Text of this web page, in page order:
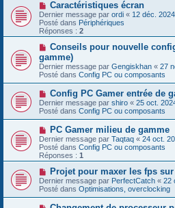
s
a
g
e
a
u
m
e
s
a
g
e
N
o
u
v
e
a
m
e
s
s
a
g
e
Caractéristiques écran
Dernier message par ordi « 12 déc.
Posté dans Périphériques
Réponses : 2
N
u
v
e
a
u
m
e
s
s
a
g
e
Conseils pour nouvelle
gamme)
Dernier message par Gengiskhan « 27
Posté dans Config PC ou composants
N
o
u
v
e
a
u
m
e
s
a
g
e
Config PC Gamer entrée de
Dernier message par shiro « 25 oct.
Posté dans Config PC ou composants
N
o
u
v
e
a
u
m
e
PC Gamer milieu de gamme
Dernier message par Taqtaq « 24 oct.
Posté dans Config PC ou composants
Réponses : 1
N
o
u
v
Projet pour maxer les fps
Dernier message par PerfectCatch « 22
Posté dans Optimisations, overclocking
N